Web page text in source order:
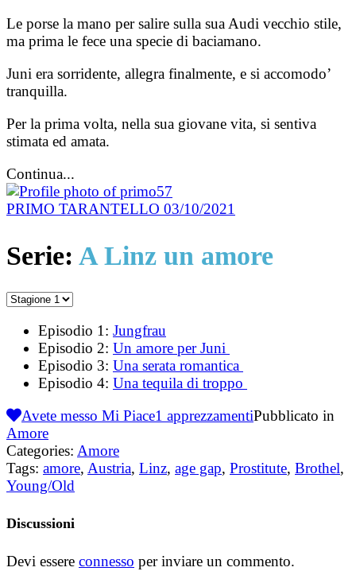
Le porse la mano per salire sulla sua Audi vecchio stile,
ma prima le fece una specie di baciamano.
Juni era sorridente, allegra finalmente, e si accomodo’
tranquilla.
Per la prima volta, nella sua giovane vita, si sentiva
stimata ed amata.
Continua...
PRIMO TARANTELLO 03/10/2021
Serie: A Linz un amore
Episodio 1: Jungfrau
Episodio 2: Un amore per Juni
Episodio 3: Una serata romantica
Episodio 4: Una tequila di troppo
Avete messo Mi Piace1 apprezzamentiPubblicato in
Amore
Categories: Amore
Tags: amore, Austria, Linz, age gap, Prostitute, Brothel,
Young/Old
Discussioni
Devi essere connesso per inviare un commento.